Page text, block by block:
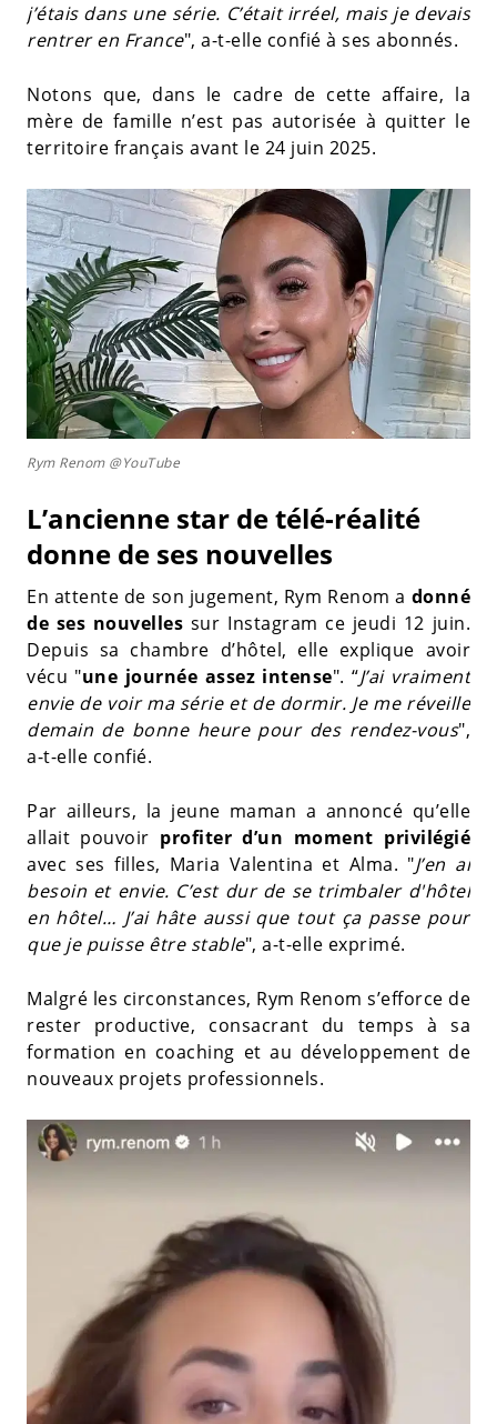
j’étais dans une série. C’était irréel, mais je devais
rentrer en France", a-t-elle confié à ses abonnés.
Notons que, dans le cadre de cette affaire, la
mère de famille n’est pas autorisée à quitter le
territoire français avant le 24 juin 2025.
Rym Renom @YouTube
L’ancienne star de télé-réalité
donne de ses nouvelles
En attente de son jugement, Rym Renom a donné
de ses nouvelles sur Instagram ce jeudi 12 juin.
Depuis sa chambre d’hôtel, elle explique avoir
vécu "une journée assez intense". “J’ai vraiment
envie de voir ma série et de dormir. Je me réveille
demain de bonne heure pour des rendez-vous",
a-t-elle confié.
Par ailleurs, la jeune maman a annoncé qu’elle
allait pouvoir profiter d’un moment privilégié
avec ses filles, Maria Valentina et Alma. "J’en ai
besoin et envie. C’est dur de se trimbaler d'hôtel
en hôtel… J’ai hâte aussi que tout ça passe pour
que je puisse être stable", a-t-elle exprimé.
Malgré les circonstances, Rym Renom s’efforce de
rester productive, consacrant du temps à sa
formation en coaching et au développement de
nouveaux projets professionnels.